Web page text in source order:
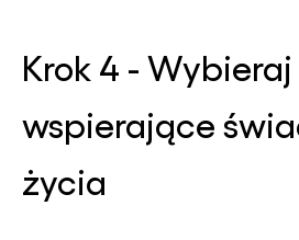
Krok 4 -
wspierające
życia